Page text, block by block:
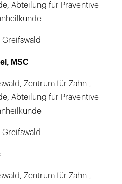
Abteilung für Präventive
Greifswald
MSC
Zentrum für Zahn-,
Abteilung für Präventive
Greifswald
Zentrum für Zahn-,